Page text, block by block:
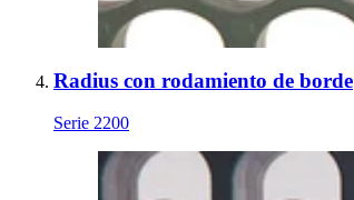
Radius con rodamiento de borde
Serie 2200